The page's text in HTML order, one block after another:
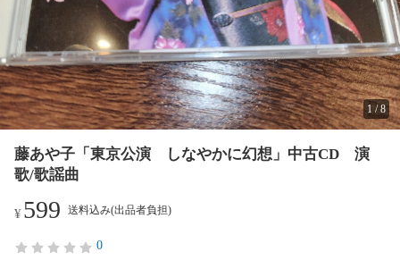
1 /8
藤あや子「東京公演 しなやかに幻想」中古CD 演
歌/歌謡曲
¥599 送料込み(出品者負担)
0